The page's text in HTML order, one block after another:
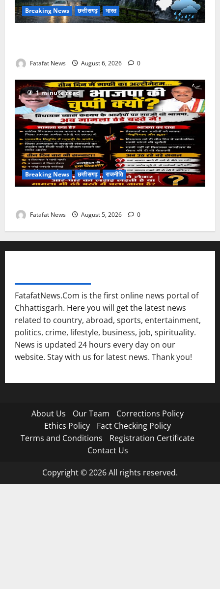
Breaking News छत्तीसगढ़ भारत
Fatafat News August 6, 2026 0
1 minute read
Breaking News छत्तीसगढ़ राजनीति
Fatafat News August 5, 2026 0
FatafatNews.Com is the first online news portal of
Chhattisgarh. Here you will get the latest news
related to country, abroad, sports, entertainment,
politics, crime, lifestyle, business, job, spirituality.
News is updated 24 hours every day on our
website. Stay with us for latest news. Thank you!
About Us Our Team
Corrections Policy
Ethics Policy
Fact Checking Policy
Terms and Conditions
Registration Certificate
Contact Us
Copyright © 2026 All rights reserved.